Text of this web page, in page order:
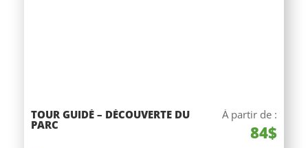
TOUR GUIDÉ – DÉCOUVERTE DU
PARC
À partir de :
84$